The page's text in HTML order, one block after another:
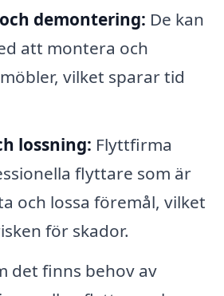
demontering: De kan
att montera och
vilket sparar tid
lossning: Flyttfirma
flyttare som är
och lossa föremål, vilket
för skador.
det finns behov av